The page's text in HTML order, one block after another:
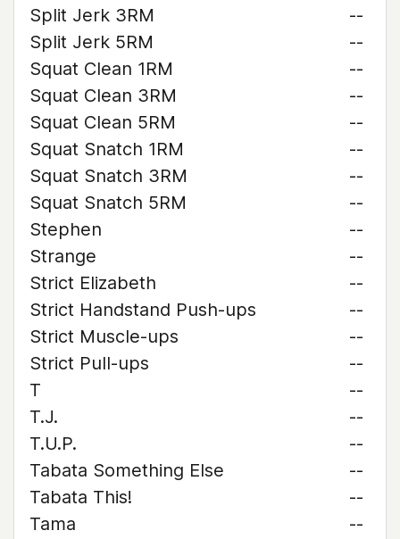
Split Jerk 3RM
--
Split Jerk 5RM
--
Squat Clean 1RM
--
Squat Clean 3RM
--
Squat Clean 5RM
--
Squat Snatch 1RM
--
Squat Snatch 3RM
--
Squat Snatch 5RM
--
Stephen
--
Strange
--
Strict Elizabeth
--
Strict Handstand Push-ups
--
Strict Muscle-ups
--
Strict Pull-ups
--
T
--
T.J.
--
T.U.P.
--
Tabata Something Else
--
Tabata This!
--
Tama
--